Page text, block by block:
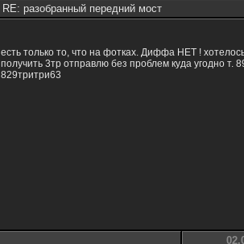
RE: разобранный передний мост
есть только то, что на фотках. Диффа НЕТ !
получить 3тр отправлю без проблем куда угодно т.
829тритри63